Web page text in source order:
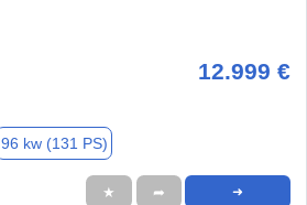
12.999 €
96 kw (131 PS)
★ ➦ ➜